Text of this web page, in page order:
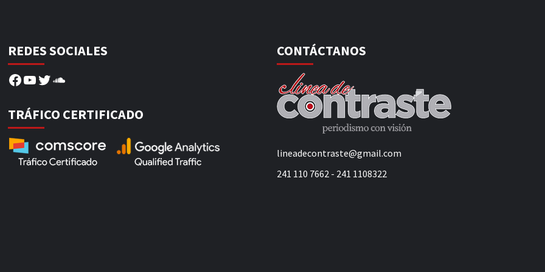
REDES SOCIALES
Facebook
YouTube
Twitter
SoundCloud
TRÁFICO CERTIFICADO
CONTÁCTANOS
lineadecontraste@gmail.com
241 110 7662 - 241 1108322